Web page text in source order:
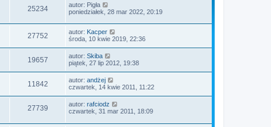
25234 autor: Pigła
poniedziałek, 28 mar 2022, 20:19
27752 autor: Kacper
środa, 10 kwie 2019, 22:36
19657 autor: Skiba
piątek, 27 lip 2012, 19:38
11842 autor: andżej
czwartek, 14 kwie 2011, 11:22
27739 autor: rafciodz
czwartek, 31 mar 2011, 18:09